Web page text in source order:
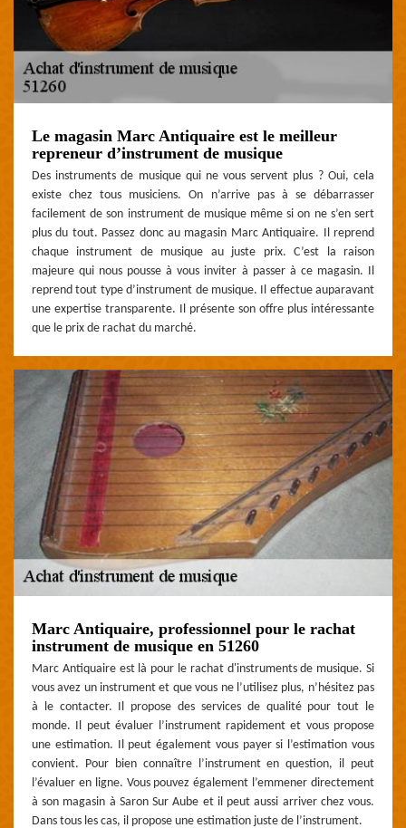
Le magasin Marc Antiquaire est le meilleur
repreneur d’instrument de musique
Des instruments de musique qui ne vous servent plus ? Oui, cela
existe chez tous musiciens. On n’arrive pas à se débarrasser
facilement de son instrument de musique même si on ne s’en sert
plus du tout. Passez donc au magasin Marc Antiquaire. Il reprend
chaque instrument de musique au juste prix. C’est la raison
majeure qui nous pousse à vous inviter à passer à ce magasin. Il
reprend tout type d’instrument de musique. Il effectue auparavant
une expertise transparente. Il présente son offre plus intéressante
que le prix de rachat du marché.
Marc Antiquaire, professionnel pour le rachat
instrument de musique en 51260
Marc Antiquaire est là pour le rachat d'instruments de musique. Si
vous avez un instrument et que vous ne l’utilisez plus, n’hésitez pas
à le contacter. Il propose des services de qualité pour tout le
monde. Il peut évaluer l’instrument rapidement et vous propose
une estimation. Il peut également vous payer si l’estimation vous
convient. Pour bien connaître l’instrument en question, il peut
l’évaluer en ligne. Vous pouvez également l’emmener directement
à son magasin à Saron Sur Aube et il peut aussi arriver chez vous.
Dans tous les cas, il propose une estimation juste de l’instrument.